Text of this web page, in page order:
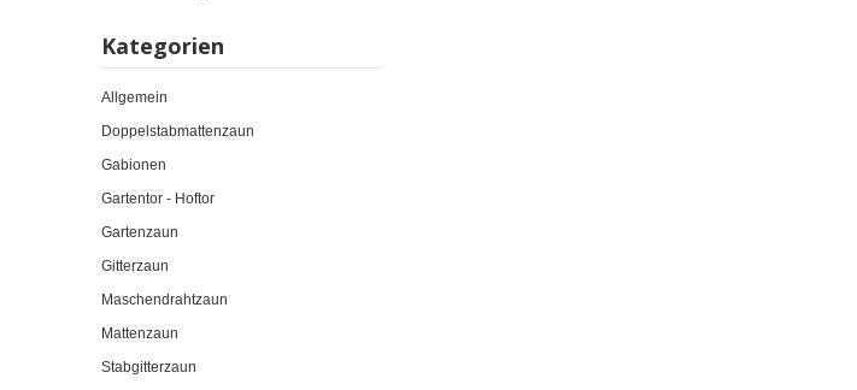
Kategorien
Allgemein
Doppelstabmattenzaun
Gabionen
Gartentor - Hoftor
Gartenzaun
Gitterzaun
Maschendrahtzaun
Mattenzaun
Stabgitterzaun